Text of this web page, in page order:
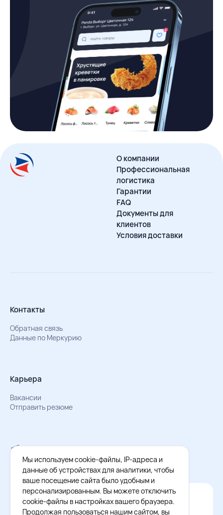
О компании
Профессиональная
логистика
Гарантии
FAQ
Документы для
клиентов
Условия доставки
Контакты
Обратная связь
Данные по Меркурию
Карьера
Вакансии
Отправить резюме
Мы в Телеграм
Документы об обработке персональных данных
Охрана труда – результаты СОУТ
Официальное приложение Восток - Запад
Cкачайте бесплатное приложение
Мы используем cookie-файлы, IP-адреса и
данные об устройствах для аналитики, чтобы
ваше посещение сайта было удобным и
персонализированным. Вы можете отключить
cookie-файлы в настройках вашего браузера.
Продолжая пользоваться нашим сайтом, вы